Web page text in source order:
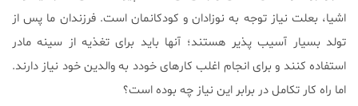
اشیا، بعلت نیاز توجه به نوزادان و کودکانمان است. فرزندان ما پس از
تولد بسیار آسیب پذیر هستند؛ آنها باید برای تغذیه از سینه مادر
استفاده کنند و برای انجام اغلب کارهای خودد به والدین خود نیاز دارند.
اما راه کار تکامل در برابر این نیاز چه بوده است؟